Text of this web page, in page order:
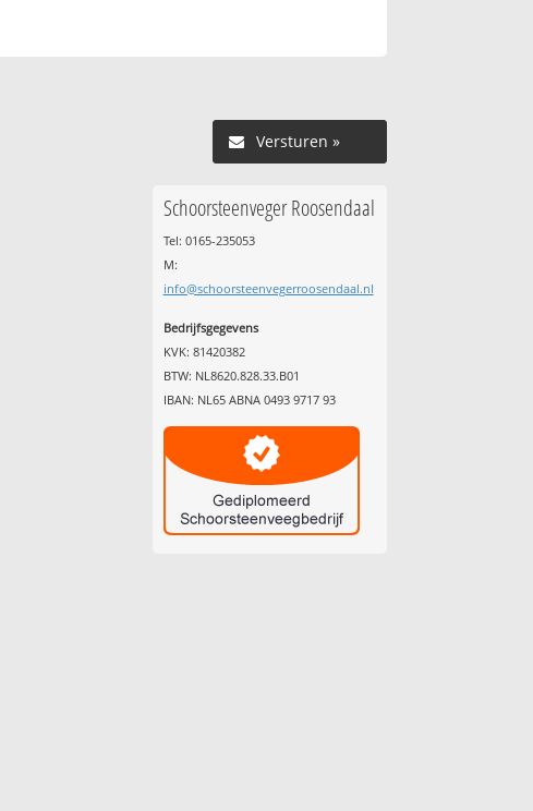
Versturen »
Schoorsteenveger Roosendaal
Tel: 0165-235053
M:
info@schoorsteenvegerroosendaal.nl
Bedrijfsgegevens
KVK: 81420382
BTW: NL8620.828.33.B01
IBAN: NL65 ABNA 0493 9717 93